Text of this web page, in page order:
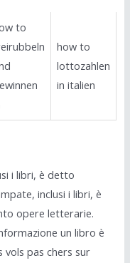
to
how to
lottozahlen
in italien
i libri, è detto
inclusi i libri, è
opere letterarie.
un libro è
pas chers sur